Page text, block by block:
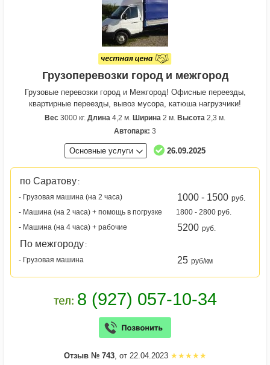
Грузоперевозки город и межгород
Грузовые перевозки город и Межгород! Офисные переезды,
квартирные переезды, вывоз мусора, катюша нагрузчики!
Вес 3000 кг. Длина 4,2 м. Ширина 2 м. Высота 2,3 м.
Автопарк: 3
Основные услуги 26.09.2025
по Саратову :
- Грузовая машина (на 2 часа)
1000 - 1500 руб.
- Машина (на 2 часа) + помощь в погрузке
1800 - 2800 руб.
- Машина (на 4 часа) + рабочие
5200 руб.
По межгороду :
- Грузовая машина
25 руб/км
Отзыв № 743, от 22.04.2023